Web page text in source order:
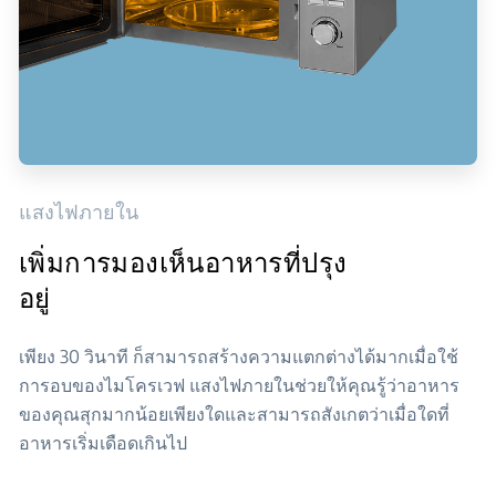
แสงไฟภายใน
เพิ่มการมองเห็นอาหารที่ปรุง
อยู่
เพียง 30 วินาที ก็สามารถสร้างความแตกต่างได้มากเมื่อใช้
การอบของไมโครเวฟ แสงไฟภายในช่วยให้คุณรู้ว่าอาหาร
ของคุณสุกมากน้อยเพียงใดและสามารถสังเกตว่าเมื่อใดที่
อาหารเริ่มเดือดเกินไป